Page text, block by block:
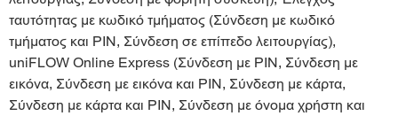
ταυτότητας με κωδικό τμήματος (Σύνδεση με κωδικό
τμήματος και PIN, Σύνδεση σε επίπεδο λειτουργίας),
uniFLOW Online Express (Σύνδεση με PIN, Σύνδεση με
εικόνα, Σύνδεση με εικόνα και PIN, Σύνδεση με κάρτα,
Σύνδεση με κάρτα και PIN, Σύνδεση με όνομα χρήστη και